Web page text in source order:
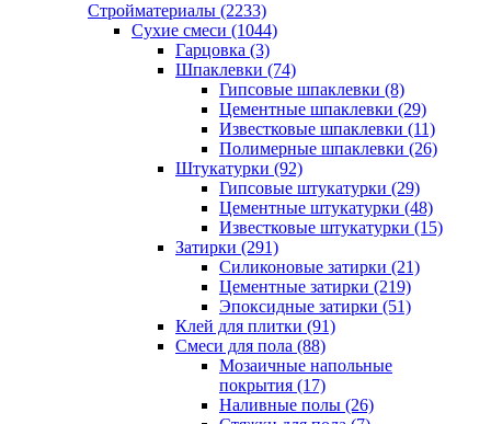
Стройматериалы (2233)
Сухие смеси (1044)
Гарцовка (3)
Шпаклевки (74)
Гипсовые шпаклевки (8)
Цементные шпаклевки (29)
Известковые шпаклевки (11)
Полимерные шпаклевки (26)
Штукатурки (92)
Гипсовые штукатурки (29)
Цементные штукатурки (48)
Известковые штукатурки (15)
Затирки (291)
Силиконовые затирки (21)
Цементные затирки (219)
Эпоксидные затирки (51)
Клей для плитки (91)
Смеси для пола (88)
Мозаичные напольные
покрытия (17)
Наливные полы (26)